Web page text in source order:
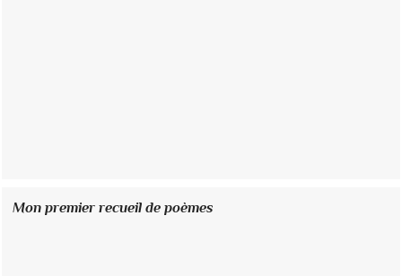
Mon premier recueil de poèmes